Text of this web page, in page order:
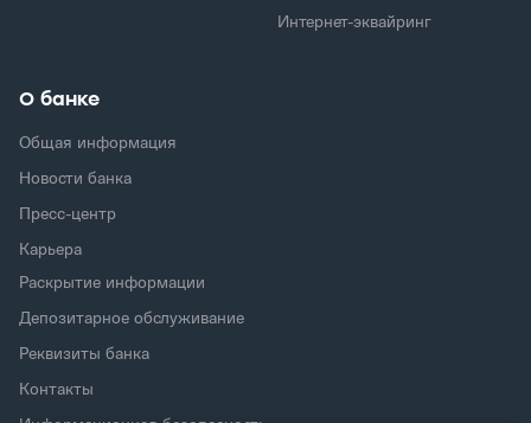
Интернет-эквайринг
О банке
Общая информация
Новости банка
Пресс-центр
Карьера
Раскрытие информации
Депозитарное обслуживание
Реквизиты банка
Контакты